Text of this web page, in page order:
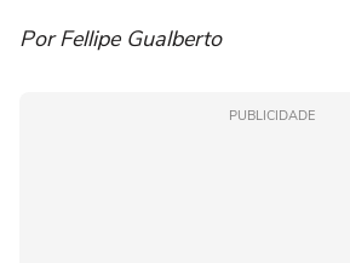
Por Fellipe Gualberto
PUBLICIDADE